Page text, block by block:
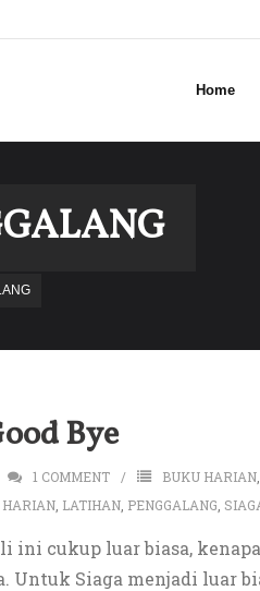
Home
Bye
1 COMMENT BUKU HARIAN,
HARIAN, LATIHAN, PENGGALANG
ini cukup luar biasa,
Untuk Siaga menjadi luar